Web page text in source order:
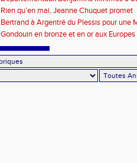
Rien qu’en mai, Jeanne Chuquet promet
Bertrand à Argentré du Plessis pour une
Gondouin en bronze et en or aux Europes